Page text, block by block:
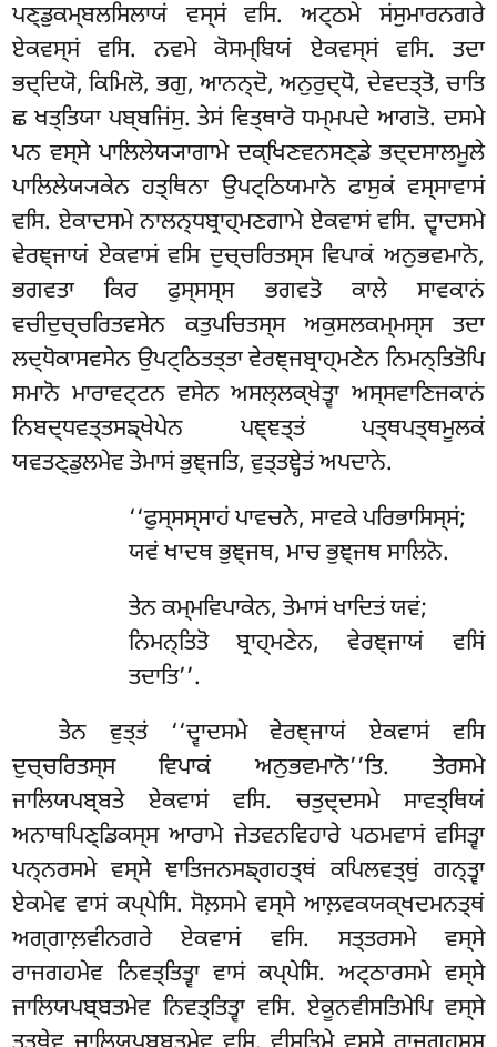
ਪਣ੍ਡੁਕਮ੍ਬਲਸਿਲਾਯਂ ਵਸ੍ਸਂ ਵਸਿ. ਅਟ੍ਠਮੇ ਸਂਸੁਮਾਰਨਗਰੇ
ਏਕਵਸ੍ਸਂ ਵਸਿ. ਨਵਮੇ ਕੋਸਮ੍ਬਿਯਂ ਏਕਵਸ੍ਸਂ ਵਸਿ. ਤਦਾ
ਭਦ੍ਦਿਯੋ, ਕਿਮਿਲੋ, ਭਗੁ, ਆਨਨ੍ਦੋ, ਅਨੁਰੁਦ੍ਧੋ, ਦੇਵਦਤ੍ਤੋ, ਚਾਤਿ
ਛ ਖਤ੍ਤਿਯਾ ਪਬ੍ਬਜਿਂਸੁ. ਤੇਸਂ ਵਿਤ੍ਥਾਰੋ ਧਮ੍ਮਪਦੇ ਆਗਤੋ. ਦਸਮੇ
ਪਨ ਵਸ੍ਸੇ ਪਾਲਿਲੇਯ੍ਯਾਗਾਮੇ ਦਕ੍ਖਿਣਵਨਸਣ੍ਡੇ ਭਦ੍ਦਸਾਲਮੂਲੇ
ਪਾਲਿਲੇਯ੍ਯਕੇਨ ਹਤ੍ਥਿਨਾ ਉਪਟ੍ਠਿਯਮਾਨੋ ਫਾਸੁਕਂ ਵਸ੍ਸਾਵਾਸਂ
ਵਸਿ. ਏਕਾਦਸਮੇ ਨਾਲਨ੍ਧਬ੍ਰਾਹ੍ਮਣਗਾਮੇ ਏਕਵਾਸਂ ਵਸਿ. ਦ੍ਵਾਦਸਮੇ
ਵੇਰਞ੍ਜਾਯਂ ਏਕਵਾਸਂ ਵਸਿ ਦੁਚ੍ਚਰਿਤਸ੍ਸ ਵਿਪਾਕਂ ਅਨੁਭਵਮਾਨੋ,
ਭਗਵਤਾ ਕਿਰ ਫੁਸ੍ਸਸ੍ਸ ਭਗਵਤੋ ਕਾਲੇ ਸਾਵਕਾਨਂ
ਵਚੀਦੁਚ੍ਚਰਿਤਵਸੇਨ ਕਤੁਪਚਿਤਸ੍ਸ ਅਕੁਸਲਕਮ੍ਮਸ੍ਸ ਤਦਾ
ਲਦ੍ਧੋਕਾਸਵਸੇਨ ਉਪਟ੍ਠਿਤਤ੍ਤਾ ਵੇਰਞ੍ਜਬ੍ਰਾਹ੍ਮਣੇਨ ਨਿਮਨ੍ਤਿਤੋਪਿ
ਸਮਾਨੋ ਮਾਰਾਵਟ੍ਟਨ ਵਸੇਨ ਅਸਲ੍ਲਕ੍ਖੇਤ੍ਵਾ ਅਸ੍ਸਵਾਣਿਜਕਾਨਂ
ਨਿਬਦ੍ਧਵਤ੍ਤਸਙ੍ਖੇਪੇਨ ਪਞ੍ਞਤ੍ਤਂ ਪਤ੍ਥਪਤ੍ਥਮੂਲਕਂ
ਯਵਤਣ੍ਡੁਲਮੇਵ ਤੇਮਾਸਂ ਭੁਞ੍ਜਤਿ, ਵੁਤ੍ਤਞ੍ਹੇਤਂ ਅਪਦਾਨੇ.
‘‘ਫੁਸ੍ਸਸ੍ਸਾਹਂ ਪਾਵਚਨੇ, ਸਾਵਕੇ ਪਰਿਭਾਸਿਸ੍ਸਂ;
ਯਵਂ ਖਾਦਥ ਭੁਞ੍ਜਥ, ਮਾਚ ਭੁਞ੍ਜਥ ਸਾਲਿਨੋ.
ਤੇਨ ਕਮ੍ਮਵਿਪਾਕੇਨ, ਤੇਮਾਸਂ ਖਾਦਿਤਂ ਯਵਂ;
ਨਿਮਨ੍ਤਿਤੋ ਬ੍ਰਾਹ੍ਮਣੇਨ, ਵੇਰਞ੍ਜਾਯਂ ਵਸਿਂ
ਤਦਾਤਿ’’.
ਤੇਨ ਵੁਤ੍ਤਂ ‘‘ਦ੍ਵਾਦਸਮੇ ਵੇਰਞ੍ਜਾਯਂ ਏਕਵਾਸਂ ਵਸਿ
ਦੁਚ੍ਚਰਿਤਸ੍ਸ ਵਿਪਾਕਂ ਅਨੁਭਵਮਾਨੋ’’ਤਿ. ਤੇਰਸਮੇ
ਜਾਲਿਯਪਬ੍ਬਤੇ ਏਕਵਾਸਂ ਵਸਿ. ਚਤੁਦ੍ਦਸਮੇ ਸਾਵਤ੍ਥਿਯਂ
ਅਨਾਥਪਿਣ੍ਡਿਕਸ੍ਸ ਆਰਾਮੇ ਜੇਤਵਨਵਿਹਾਰੇ ਪਠਮਵਾਸਂ ਵਸਿਤ੍ਵਾ
ਪਨ੍ਨਰਸਮੇ ਵਸ੍ਸੇ ਞਾਤਿਜਨਸਙ੍ਗਹਤ੍ਥਂ ਕਪਿਲਵਤ੍ਥੁਂ ਗਨ੍ਤ੍ਵਾ
ਏਕਮੇਵ ਵਾਸਂ ਕਪ੍ਪੇਸਿ. ਸੋਲ਼ਸਮੇ ਵਸ੍ਸੇ ਆਲ਼ਵਕਯਕ੍ਖਦਮਨਤ੍ਥਂ
ਅਗ੍ਗਾਲ਼ਵੀਨਗਰੇ ਏਕਵਾਸਂ ਵਸਿ. ਸਤ੍ਤਰਸਮੇ ਵਸ੍ਸੇ
ਰਾਜਗਹਮੇਵ ਨਿਵਤ੍ਤਿਤ੍ਵਾ ਵਾਸਂ ਕਪ੍ਪੇਸਿ. ਅਟ੍ਠਾਰਸਮੇ ਵਸ੍ਸੇ
ਜਾਲਿਯਪਬ੍ਬਤਮੇਵ ਨਿਵਤ੍ਤਿਤ੍ਵਾ ਵਸਿ. ਏਕੂਨਵੀਸਤਿਮੇਪਿ ਵਸ੍ਸੇ